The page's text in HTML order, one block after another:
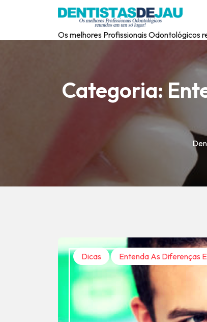
Os melhores Profissionais Odontológicos
Categoria:
Dicas Entenda As Diferenças